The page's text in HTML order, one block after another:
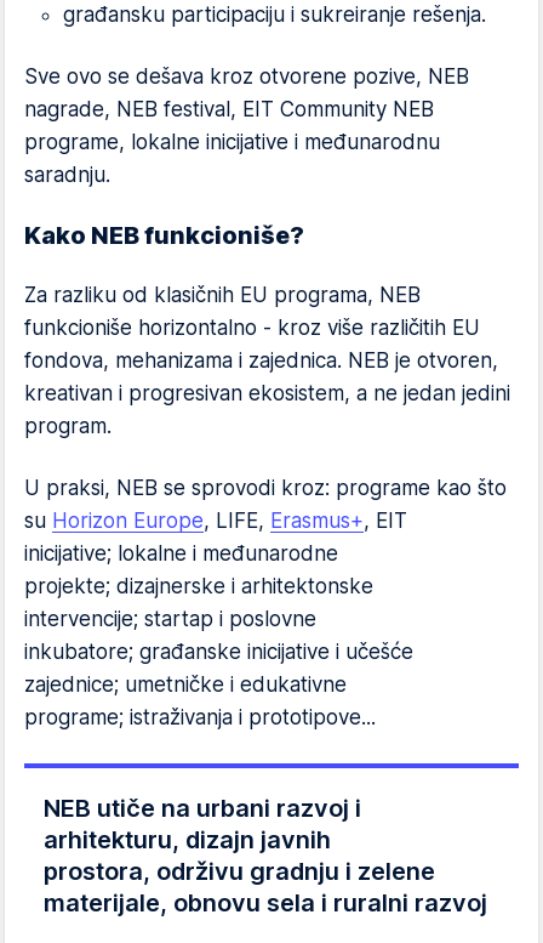
građansku participaciju i sukreiranje rešenja.
Sve ovo se dešava kroz otvorene pozive, NEB
nagrade, NEB festival, EIT Community NEB
programe, lokalne inicijative i međunarodnu
saradnju.
Kako NEB funkcioniše?
Za razliku od klasičnih EU programa, NEB
funkcioniše horizontalno - kroz više različitih EU
fondova, mehanizama i zajednica. NEB je otvoren,
kreativan i progresivan ekosistem, a ne jedan jedini
program.
U praksi, NEB se sprovodi kroz: programe kao što
su Horizon Europe, LIFE, Erasmus+, EIT
inicijative; lokalne i međunarodne
projekte; dizajnerske i arhitektonske
intervencije; startap i poslovne
inkubatore; građanske inicijative i učešće
zajednice; umetničke i edukativne
programe; istraživanja i prototipove...
NEB utiče na urbani razvoj i
arhitekturu, dizajn javnih
prostora, održivu gradnju i zelene
materijale, obnovu sela i ruralni razvoj